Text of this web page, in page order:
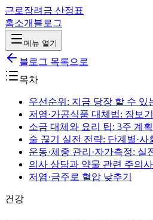
근로장려금 산정표
홈소개 블로그
메뉴 열기
블로그 목록으로
목차
우선순위: 지금 당장 할 수 있
저염·가공식품 대체법: 장보
소금 대체와 요리 팁: 3주 계
술 끊기 실전 전략: 단계별·사
운동·체중 관리·자가측정: 실
의사 상담과 약물 관련 주의
저염·금주로 혈압 낮추기
건강